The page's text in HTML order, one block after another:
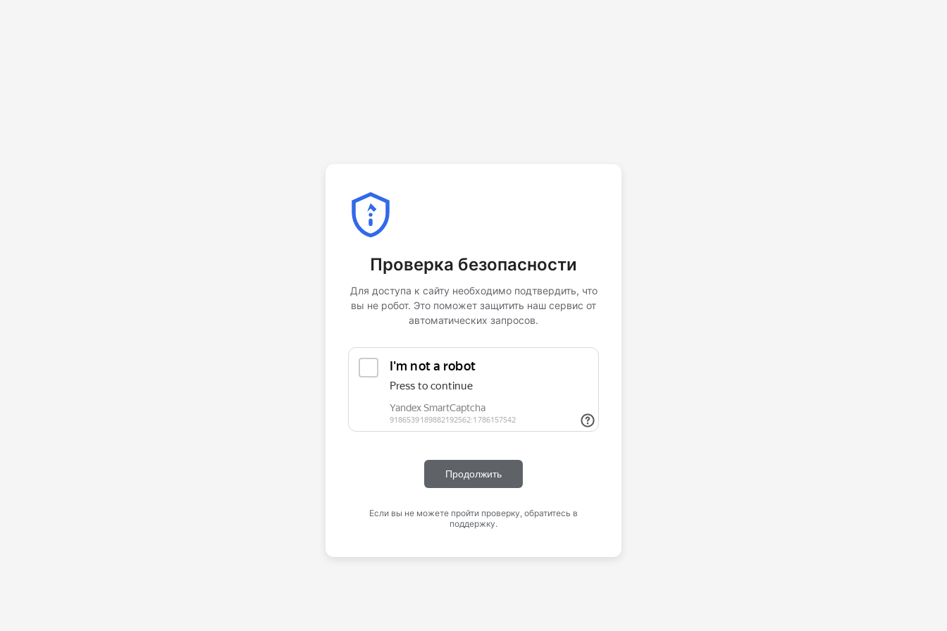
Проверка безопасности
Для доступа к сайту необходимо подтвердить, что
вы не робот. Это поможет защитить наш сервис от
автоматических запросов.
Продолжить
Если вы не можете пройти проверку, обратитесь в
поддержку.